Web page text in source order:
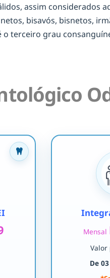
assim considerados
netos, bisavós, bisnetos,
o terceiro grau
Mensal
Valor
De